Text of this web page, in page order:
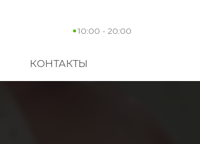
10:00 - 20:00
КОНТАКТЫ